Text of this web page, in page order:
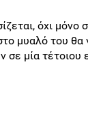
όχι
μυαλό του
μία τέτοιου